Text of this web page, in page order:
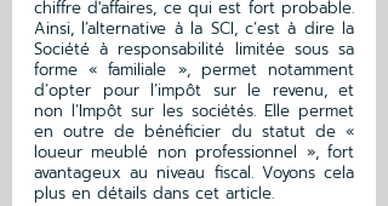
chiffre d'affaires, ce qui est fort probable.
Ainsi, l’alternative à la SCI, c’est à dire la
Société à responsabilité limitée sous sa
forme « familiale », permet notamment
d’opter pour l’impôt sur le revenu, et
non l’Impôt sur les sociétés. Elle permet
en outre de bénéficier du statut de «
loueur meublé non professionnel », fort
avantageux au niveau fiscal. Voyons cela
plus en détails dans cet article.